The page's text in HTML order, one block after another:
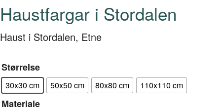
Haustfargar i Stordalen
Haust i Stordalen, Etne
Størrelse
30x30 cm 50x50 cm 80x80 cm 110x110 cm
Materiale